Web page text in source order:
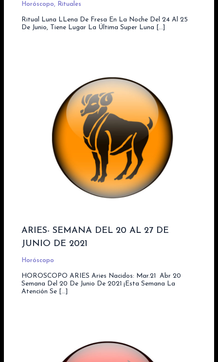
Horóscopo, Rituales
Ritual Luna LLena De Fresa En La Noche Del 24 Al 25
De Junio, Tiene Lugar La Última Super Luna […]
ARIES- SEMANA DEL 20 AL 27 DE
JUNIO DE 2021
Horóscopo
HOROSCOPO ARIES Aries Nacidos: Mar.21  Abr 20
Semana Del 20 De Junio De 2021 ¡Esta Semana La
Atención Se […]